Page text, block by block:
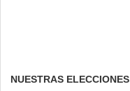
NUESTRAS ELECCIONES